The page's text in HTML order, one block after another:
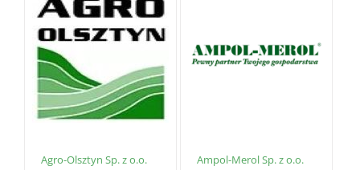
Agro-Olsztyn Sp. z o.o. Ampol-Merol Sp. z o.o.